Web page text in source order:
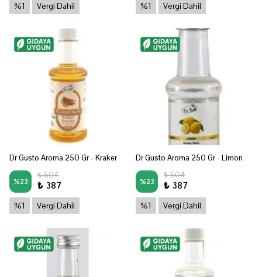
%1 Vergi Dahil %1 Vergi Dahil
Dr Gusto Aroma 250 Gr - Kraker
%23
₺ 504
₺ 387
%1 Vergi Dahil
Dr Gusto Aroma 250 Gr - Limon
%23
₺ 504
₺ 387
%1 Vergi Dahil